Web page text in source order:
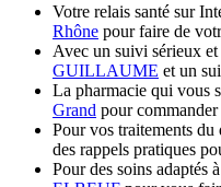
Votre relais santé sur
Rhône pour faire de
Avec un suivi sérieux
GUILLAUME et un
La pharmacie qui vous
Grand pour
Pour vos traitements du
des rappels pratiques
Pour des soins adaptés